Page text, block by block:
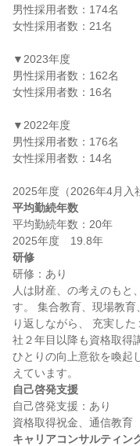
男性採用者数：174名
女性採用者数：21名
▼2023年度
男性採用者数：162名
女性採用者数：16名
▼2022年度
男性採用者数：176名
女性採用者数：14名
平均勤続年数
平均勤続年数：20年
研修
研修：あり
人は財産、の考えのもと
す。 集合教育、現場教
り返しながら、 充実し
社２年目以降も資格取得
ひとりの向上意欲を喚起
自己啓発支援
自己啓発支援：あり
キャリアコンサルティン